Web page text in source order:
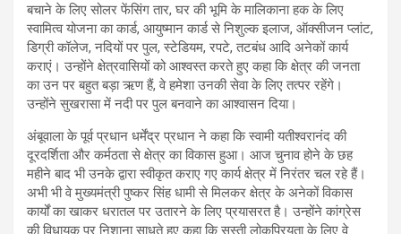
बचाने के लिए सोलर फेंसिंग तार, घर की भूमि के मालिकाना हक के लिए
स्वामित्व योजना का कार्ड, आयुष्मान कार्ड से निशुल्क इलाज, ऑक्सीजन प्लांट,
डिग्री कॉलेज, नदियों पर पुल, स्टेडियम, रपटे, तटबंध आदि अनेकों कार्य
कराएं। उन्होंने क्षेत्रवासियों को आश्वस्त करते हुए कहा कि क्षेत्र की जनता
का उन पर बहुत बड़ा ऋण हैं, वे हमेशा उनकी सेवा के लिए तत्पर रहेंगे।
उन्होंने सुखरासा में नदी पर पुल बनवाने का आश्वासन दिया।
अंबूवाला के पूर्व प्रधान धर्मेंद्र प्रधान ने कहा कि स्वामी यतीश्वरानंद की
दूरदर्शिता और कर्मठता से क्षेत्र का विकास हुआ। आज चुनाव होने के छह
महीने बाद भी उनके द्वारा स्वीकृत कराए गए कार्य क्षेत्र में निरंतर चल रहे हैं।
अभी भी वे मुख्यमंत्री पुष्कर सिंह धामी से मिलकर क्षेत्र के अनेकों विकास
कार्यों का खाकर धरातल पर उतारने के लिए प्रयासरत है। उन्होंने कांग्रेस
की विधायक पर निशाना साधते हुए कहा कि सस्ती लोकप्रियता के लिए वे